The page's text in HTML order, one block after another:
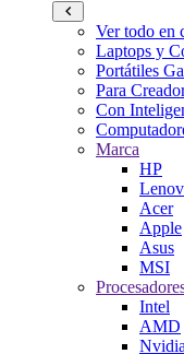
Ver todo en
Laptops y
Portátiles
Para
Con
Marca
HP
Acer
Apple
Asus
MSI
Intel
AMD
Nvidia